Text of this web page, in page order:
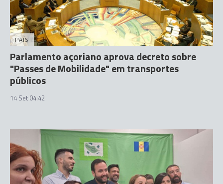
PAÍS
Parlamento açoriano aprova decreto sobre
"Passes de Mobilidade" em transportes
públicos
14 Set 04:42